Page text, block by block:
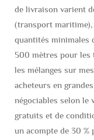
de livraison varient
(transport maritime),
quantités minimales
500 mètres pour les
les mélanges sur
acheteurs en
négociables selon le
gratuits et de
un acompte de 30